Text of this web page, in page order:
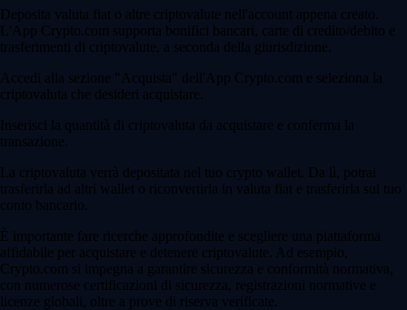
Deposita valuta fiat o altre criptovalute nell'account appena creato.
L'App Crypto.com supporta bonifici bancari, carte di credito/debito e
trasferimenti di criptovalute, a seconda della giurisdizione.
Accedi alla sezione "Acquista" dell'App Crypto.com e seleziona la
criptovaluta che desideri acquistare.
Inserisci la quantità di criptovaluta da acquistare e conferma la
transazione.
La criptovaluta verrà depositata nel tuo crypto wallet. Da lì, potrai
trasferirla ad altri wallet o riconvertirla in valuta fiat e trasferirla sul tuo
conto bancario.
È importante fare ricerche approfondite e scegliere una piattaforma
affidabile per acquistare e detenere criptovalute. Ad esempio,
Crypto.com si impegna a garantire sicurezza e conformità normativa,
con numerose certificazioni di sicurezza, registrazioni normative e
licenze globali, oltre a prove di riserva verificate.